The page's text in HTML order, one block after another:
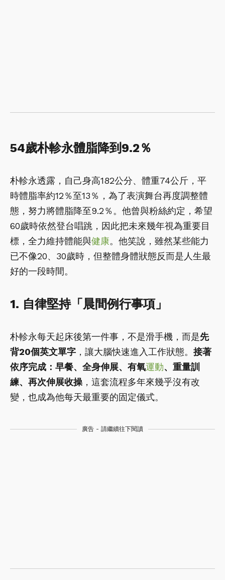
54歲朴軫永體脂降到9.2％
朴軫永透露，自己身高182公分、體重74公斤，平
時體脂率約12％至13％，為了表演舞台再度調整體
態，努力將體脂降至9.2％。他曾與粉絲約定，希望
60歲時依然登台唱跳，因此把未來幾年視為重要目
標，全力維持體能與健康。他笑說，雖然某些能力
已不像20、30歲時，但整體身體狀態反而是人生最
好的一段時間。
1. 自律堅持「晨間例行事項」
朴軫永每天起床後第一件事，不是滑手機，而是先
背20個英文單字 ，讓大腦快速進入工作狀態。 接著
依序完成：早餐、全身伸展、有氧運動、重量訓
練、再次伸展收操，這套流程多年來幾乎沒有改
變，也成為他每天最重要的固定儀式。
廣告 - 請繼續往下閱讀